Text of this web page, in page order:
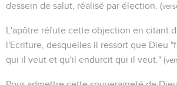
dessein de salut, réalisé par élection. (
L'apôtre réfute cette objection en citant
l'Ecriture, desquelles il ressort que Dieu
qui il veut et qu'il endurcit qui il veut." (